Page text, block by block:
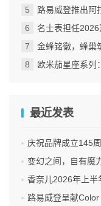
路易威登推出阿
名士表担任
金蜂铭徽，蜂巢
欧米茄星座系列
最近发表
庆祝品牌成立145
变幻之间，自有魔力 上
香奈儿2026年上半
路易威登呈献